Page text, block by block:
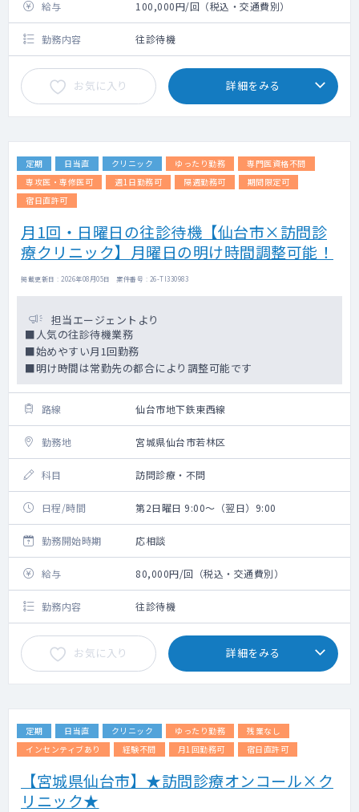
給与 100,000円/回（税込・交通費別）
勤務内容 往診待機
お気に入り 詳細をみる
定期 日当直 クリニック ゆったり勤務
専門医資格不問
専攻医・専修医可
週1日勤務可 隔週勤務可
期間限定可
宿日直許可
月1回・日曜日の往診待機【仙台市×訪問診
療クリニック】月曜日の明け時間調整可能！
掲載更新日 : 2026年08月05日 案件番号 : 26-TI330983
担当エージェントより
■人気の往診待機業務
■始めやすい月1回勤務
■明け時間は常勤先の都合により調整可能です
路線 仙台市地下鉄東西線
勤務地 宮城県仙台市若林区
科目 訪問診療・不問
日程/時間 第2日曜日 9:00～（翌日）9:00
勤務開始時期 応相談
給与 80,000円/回（税込・交通費別）
勤務内容 往診待機
お気に入り 詳細をみる
定期 日当直 クリニック ゆったり勤務
残業なし
インセンティブあり
経験不問 月1回勤務可 宿日直許可
【宮城県仙台市】★訪問診療オンコール×ク
リニック★